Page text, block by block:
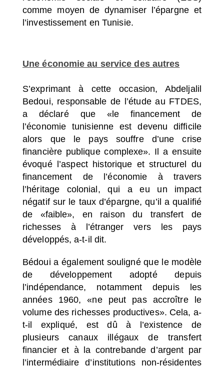
comme moyen de dynamiser l’épargne et
l’investissement en Tunisie.
Une économie au service des autres
S’exprimant à cette occasion, Abdeljalil
Bedoui, responsable de l’étude au FTDES,
a déclaré que «le financement de
l’économie tunisienne est devenu difficile
alors que le pays souffre d’une crise
financière publique complexe». Il a ensuite
évoqué l’aspect historique et structurel du
financement de l’économie à travers
l’héritage colonial, qui a eu un impact
négatif sur le taux d’épargne, qu’il a qualifié
de
«faible», en raison du transfert de
richesses à l’étranger vers les pays
développés, a-t-il dit.
Bédoui a également souligné que le modèle
de développement adopté depuis
l’indépendance, notamment depuis les
années 1960,«ne peut pas accroître le
volume des richesses productives». Cela, a-
t-il expliqué, est dû à l’existence de
plusieurs canaux illégaux de transfert
financier et à la contrebande d’argent par
l’intermédiaire d’institutions non-résidentes